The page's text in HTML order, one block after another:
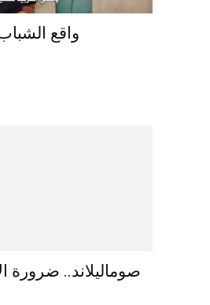
واقع
صوماليلاند.. ضرورة